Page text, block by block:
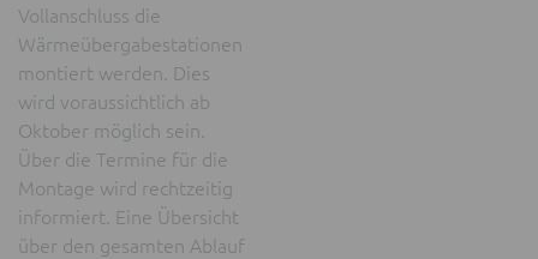
Vollanschluss die
Wärmeübergabestationen
montiert werden. Dies
wird voraussichtlich ab
Oktober möglich sein.
Über die Termine für die
Montage wird rechtzeitig
informiert. Eine Übersicht
über den gesamten Ablauf